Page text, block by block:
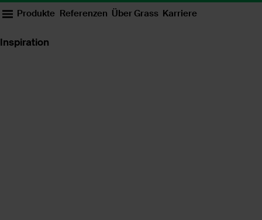
Produkte Referenzen Über Grass Karriere
Inspiration